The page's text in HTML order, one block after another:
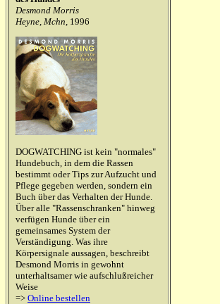
Desmond Morris
Heyne, Mchn, 1996
DOGWATCHING ist kein "normales"
Hundebuch, in dem die Rassen
bestimmt oder Tips zur Aufzucht und
Pflege gegeben werden, sondern ein
Buch über das Verhalten der Hunde.
Über alle "Rassenschranken" hinweg
verfügen Hunde über ein
gemeinsames System der
Verständigung. Was ihre
Körpersignale aussagen, beschreibt
Desmond Morris in gewohnt
unterhaltsamer wie aufschlußreicher
Weise
=> Online bestellen